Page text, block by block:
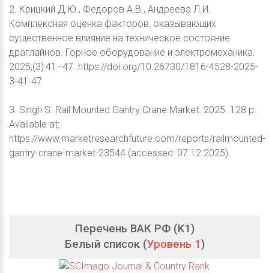
2. Крицкий Д.Ю., Федоров А.В., Андреева Л.И.
Комплексная оценка факторов, оказывающих
существенное влияние на техническое состояние
драглайнов. Горное оборудование и электромеханика.
2025;(3):41–47. https://doi.org/10.26730/1816-4528-2025-
3-41-47
3. Singh S. Rail Mounted Gantry Crane Market. 2025. 128 p.
Available at:
https://www.marketresearchfuture.com/reports/railmounted-
gantry-crane-market-23544 (accessed: 07.12.2025).
Перечень ВАК РФ (K1)
Белый список (Уровень 1)